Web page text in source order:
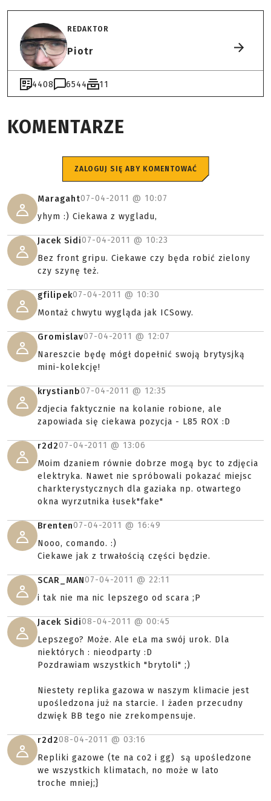
REDAKTOR
Piotr
4408 6544 11
KOMENTARZE
ZALOGUJ SIĘ ABY KOMENTOWAĆ
Maragaht07-04-2011 @ 10:07
yhym :) Ciekawa z wygladu,
Jacek Sidi07-04-2011 @ 10:23
Bez front gripu. Ciekawe czy będa robić zielony
czy szynę też.
gfilipek07-04-2011 @ 10:30
Montaż chwytu wygląda jak ICSowy.
Gromislav07-04-2011 @ 12:07
Nareszcie będę mógł dopełnić swoją brytysjką
mini-kolekcję!
krystianb07-04-2011 @ 12:35
zdjecia faktycznie na kolanie robione, ale
zapowiada się ciekawa pozycja - L85 ROX :D
r2d207-04-2011 @ 13:06
Moim dzaniem równie dobrze mogą byc to zdjęcia
elektryka. Nawet nie spróbowali pokazać miejsc
charkterystycznych dla gaziaka np. otwartego
okna wyrzutnika łusek"fake"
Brenten07-04-2011 @ 16:49
Nooo, comando. :)
Ciekawe jak z trwałością części będzie.
SCAR_MAN07-04-2011 @ 22:11
i tak nie ma nic lepszego od scara ;P
Jacek Sidi08-04-2011 @ 00:45
Lepszego? Może. Ale eLa ma swój urok. Dla
niektórych : nieodparty :D
Pozdrawiam wszystkich "brytoli" ;)
Niestety replika gazowa w naszym klimacie jest
upośledzona już na starcie. I żaden przecudny
dzwięk BB tego nie zrekompensuje.
r2d208-04-2011 @ 03:16
Repliki gazowe (te na co2 i gg) są upośledzone
we wszystkich klimatach, no może w lato
troche mniej;}